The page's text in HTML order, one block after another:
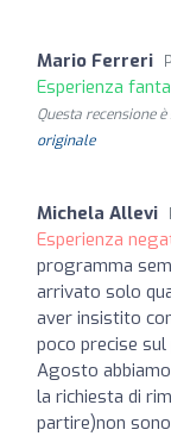
Mario Ferreri
Esperienza
Questa recensione
originale
Michela Allevi
Esperienza
programma
arrivato solo
aver insistito
poco precise
Agosto
la richiesta di
partire)non